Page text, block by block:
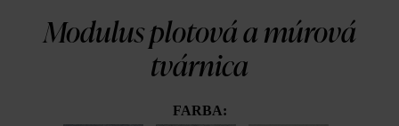
Modulus plotová a múrová
tvárnica
FARBA: